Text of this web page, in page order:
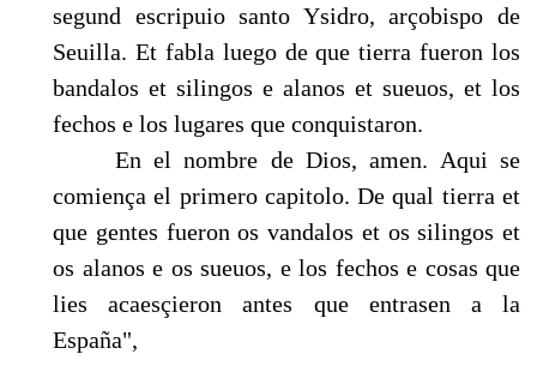
segund escripuio santo Ysidro, arçobispo de
Seuilla. Et fabla luego de que tierra fueron los
bandalos et silingos e alanos et sueuos, et los
fechos e los lugares que conquistaron.
En el nombre de Dios, amen. Aqui se
comiença el primero capitolo. De qual tierra et
que gentes fueron os vandalos et os silingos et
os alanos e os sueuos, e los fechos e cosas que
lies acaesçieron antes que entrasen a la
España",